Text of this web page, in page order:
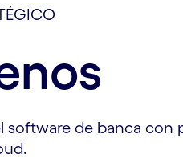
software de banca con